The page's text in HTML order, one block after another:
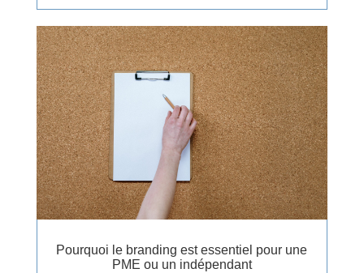
Pourquoi le branding est essentiel pour une
PME ou un indépendant